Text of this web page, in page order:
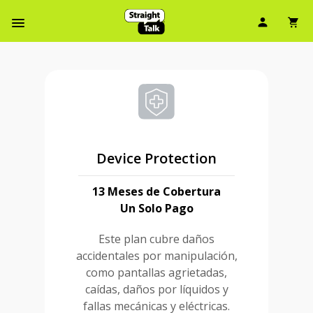
Menú de barra de navegación
Ícono
Device Protection
13 Meses de Cobertura
Un Solo Pago
Este plan cubre daños
accidentales por manipulación,
como pantallas agrietadas,
caídas, daños por líquidos y
fallas mecánicas y eléctricas.